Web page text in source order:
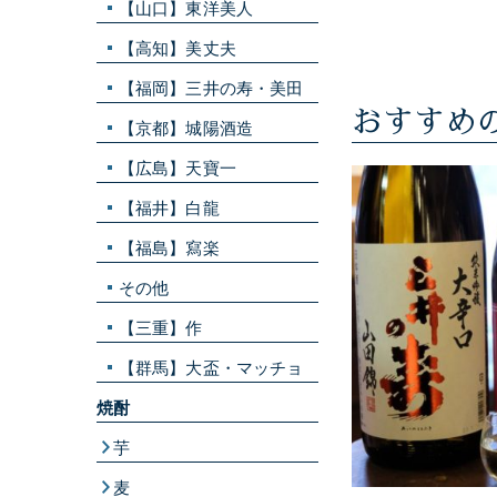
おすすめ
【山口】東洋美人
【高知】美丈夫
【福岡】三井の寿・美田
【京都】城陽酒造
【広島】天寶一
【福井】白龍
【福島】寫楽
その他
【三重】作
【群馬】大盃・マッチョ
焼酎
芋
麦